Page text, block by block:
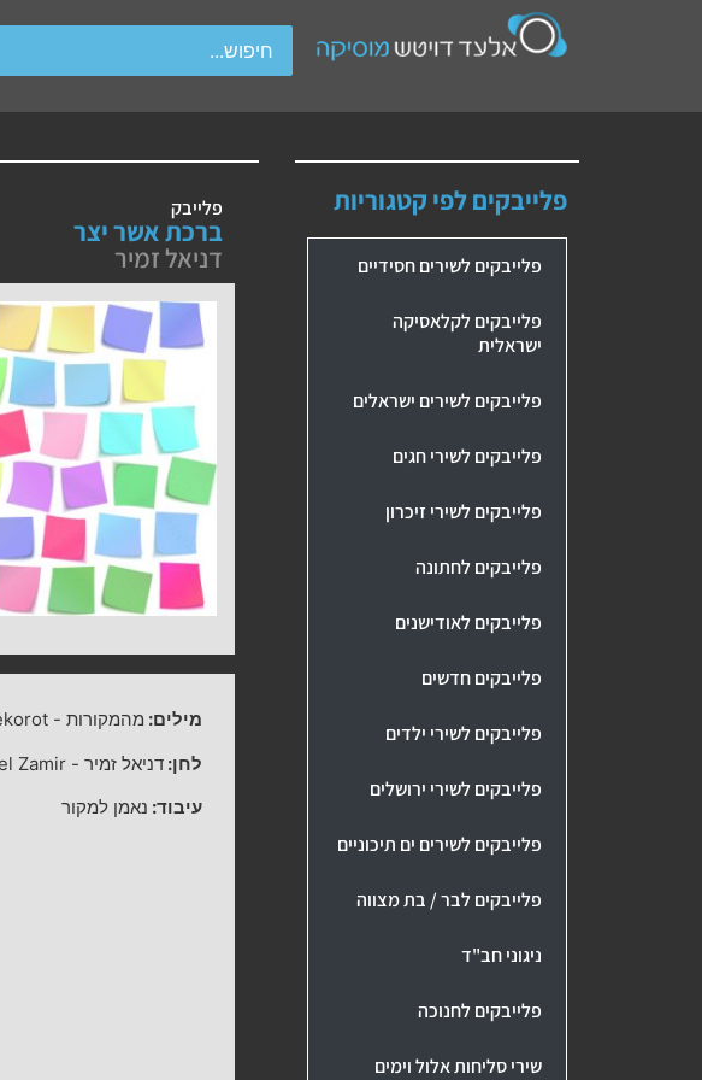
touch or with swipe gestures.
פלייבקים לפי קטגוריות
פלייבקים לשירים חסידיים
פלייבקים לקלאסיקה
ישראלית
פלייבקים לשירים ישראלים
פלייבקים לשירי חגים
פלייבקים לשירי זיכרון
פלייבקים לחתונה
פלייבקים לאודישנים
פלייבקים חדשים
פלייבקים לשירי ילדים
פלייבקים לשירי ירושלים
פלייבקים לשירים ים תיכוניים
פלייבקים לבר / בת מצווה
ניגוני חב"ד
פלייבקים לחנוכה
שירי סליחות אלול וימים
פלייבק
ברכת אשר יצר
דניאל זמיר
מילים: מהמקורות-
לחן: דניאל זמיר-
Zamir
עיבוד: נאמן למקור